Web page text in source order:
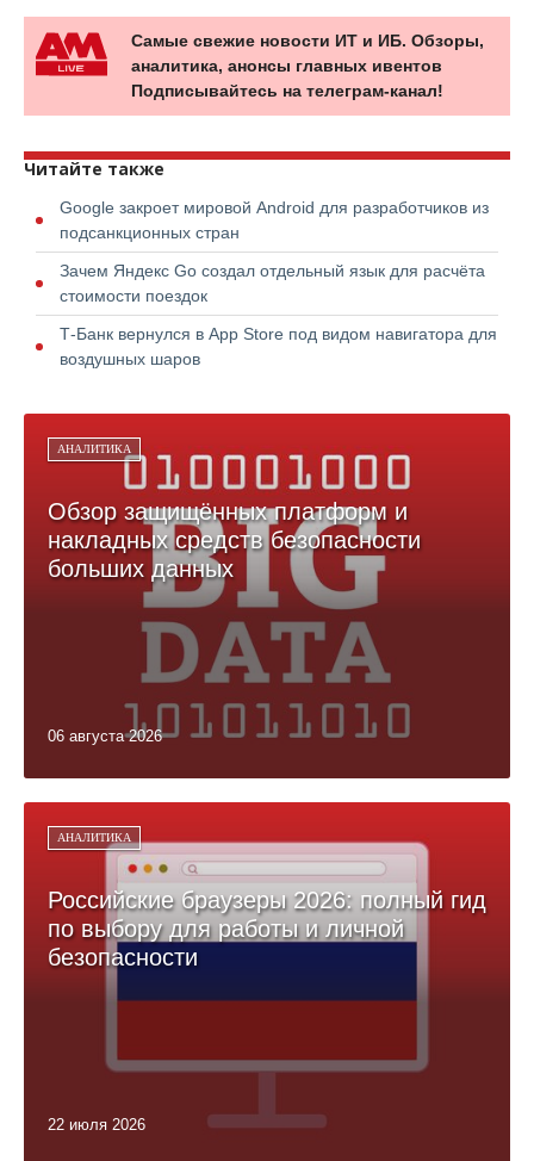
Самые свежие новости ИТ и ИБ. Обзоры,
аналитика, анонсы главных ивентов
Подписывайтесь на телеграм-канал!
Читайте также
Google закроет мировой Android для разработчиков из
подсанкционных стран
Зачем Яндекс Go создал отдельный язык для расчёта
стоимости поездок
Т-Банк вернулся в App Store под видом навигатора для
воздушных шаров
АНАЛИТИКА
Обзор защищённых платформ и
накладных средств безопасности
больших данных
06 августа 2026
АНАЛИТИКА
Российские браузеры 2026: полный гид
по выбору для работы и личной
безопасности
22 июля 2026